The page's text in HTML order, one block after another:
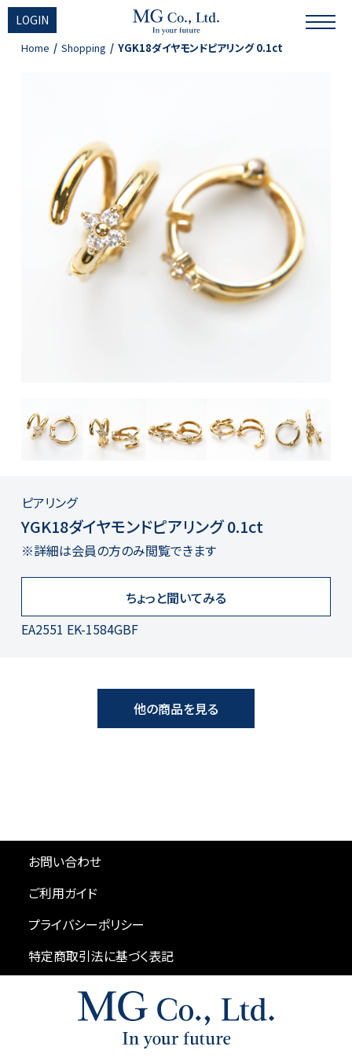
LOGIN
Home Shopping YGK18ダイヤモンドピアリング 0.1ct
ピアリング
YGK18ダイヤモンドピアリング 0.1ct
※詳細は会員の方のみ閲覧できます
ちょっと聞いてみる
EA2551 EK-1584GBF
他の商品を見る
お問い合わせ
ご利用ガイド
プライバシーポリシー
特定商取引法に基づく表記